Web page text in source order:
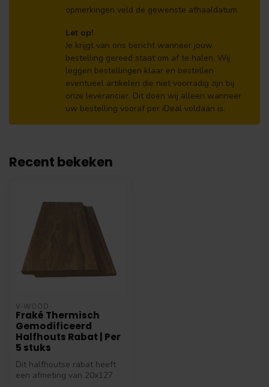
opmerkingen veld de gewenste afhaaldatum.
Let op!
Je krijgt van ons bericht wanneer jouw
bestelling gereed staat om af te halen. Wij
leggen bestellingen klaar en bestellen
eventueel artikelen die niet voorradig zijn bij
onze leverancier. Dit doen wij alleen wanneer
uw bestelling vooraf per iDeal voldaan is.
Recent bekeken
V-WOOD
Fraké Thermisch
Gemodificeerd
Halfhouts Rabat | Per
5 stuks
Dit halfhoutse rabat heeft
een afmeting van 20x127